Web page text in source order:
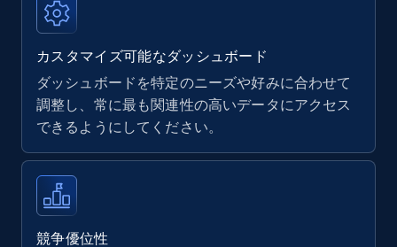
rating object, Product rating max, Rating,
Author name, Asin, and more.
7.4K+ 870+ 今すぐ始める
Walmart - products
URL, Final price, Sku, Currency, Gtin,
Specifications, Image urls, Top reviews, and
more.
カスタマイズ可能なダッシュボード
ダッシュボードを特定のニーズや好みに合わせて
調整し、常に最も関連性の高いデータにアクセス
できるようにしてください。
競争優位性